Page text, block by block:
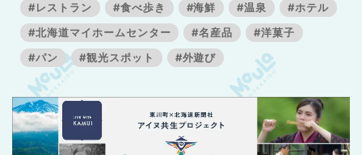
#レストラン
#食べ歩き #海鮮 #温泉
#ホテル
#北海道マイホームセンター
#名産品
#洋菓子
#パン
#観光スポット #外遊び